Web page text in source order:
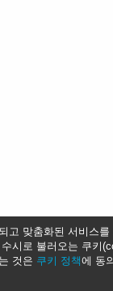
고 맞춤화된 서비스
시로 불러오는 쿠키
것은 쿠키 정책에 동